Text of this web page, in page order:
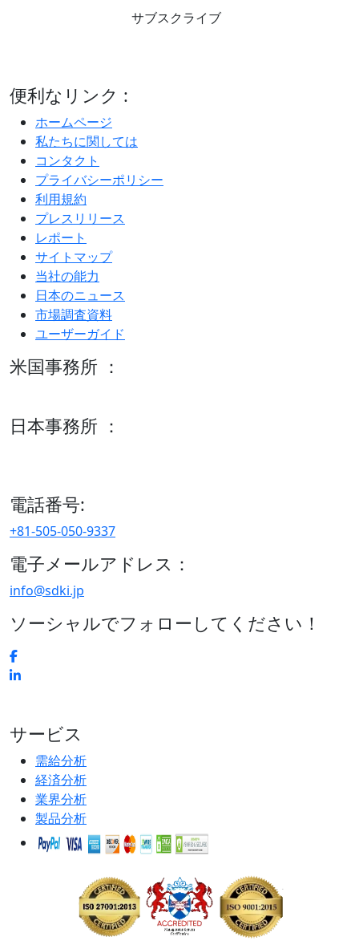
サブスクライブ
便利なリンク :
ホームページ
私たちに関しては
コンタクト
プライバシーポリシー
利用規約
プレスリリース
レポート
サイトマップ
当社の能力
日本のニュース
市場調査資料
ユーザーガイド
米国事務所 ：
日本事務所 ：
電話番号:
+81-505-050-9337
電子メールアドレス：
info@sdki.jp
ソーシャルでフォローしてください！
サービス
需給分析
経済分析
業界分析
製品分析